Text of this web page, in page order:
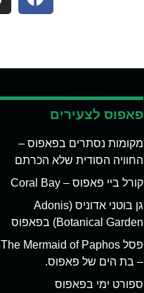
פאפוס לצעירים
מקומות נסתרים בפאפוס –
החוויה הסודית שלא הכרתם
קורל ביי פאפוס – Coral Bay
גן בוטני אדוניס (Adonis
Botanical Garden) בפאפוס
פסל The Mermaid of Paphos
– בת הים של פאפוס.
ספורט ימי בפאפוס